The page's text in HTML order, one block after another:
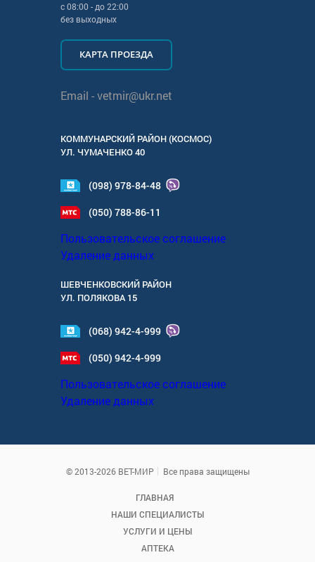
с08:00 - до22:00
без выходных
КАРТА ПРОЕЗДА
Email -vetmir@ukr.net
КОММУНАРСКИЙ РАЙОН (КОСМОС)
УЛ. ЧУМАЧЕНКО 40
(098) 978-84-48
(050) 788-86-11
Пользовательское соглашение
Удаление данных
ШЕВЧЕНКОВСКИЙ РАЙОН
УЛ. ПОЛЯКОВА 15
(068) 942-4-999
(050) 942-4-999
Пользовательское соглашение
Удаление данных
© 2013-2026 ВЕТ-МИР Все права защищены
ГЛАВНАЯ
НАШИ СПЕЦИАЛИСТЫ
УСЛУГИ И ЦЕНЫ
АПТЕКА